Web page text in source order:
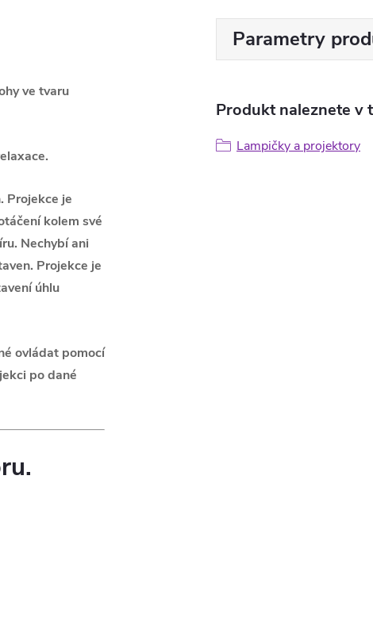
ve tvaru
Projekce je
kolem své
Nechybí ani
Projekce je
úhlu
ovládat pomocí
po dané
Parametry
Produkt naleznete v
Lampičky a projektory